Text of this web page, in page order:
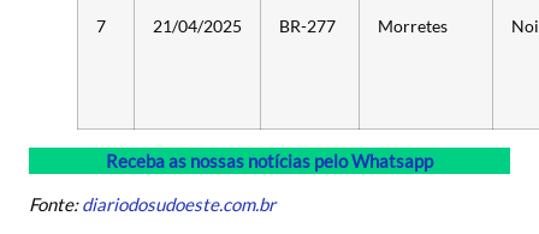
7 21/04/2025 BR-277 Morretes
Receba as nossas notícias pelo Whatsapp
Fonte:diariodosudoeste.com.br